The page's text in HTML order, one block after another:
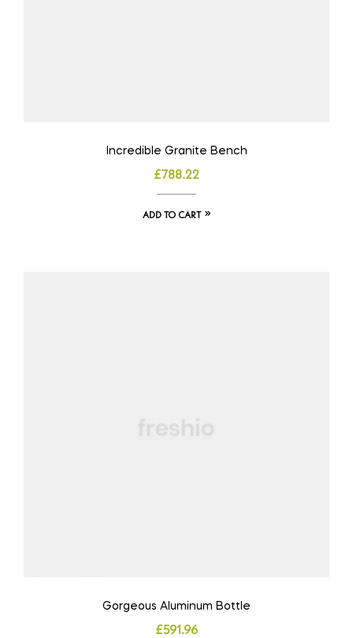
Incredible Granite Bench
£788.22
ADD TO CART
Gorgeous Aluminum Bottle
£591.96